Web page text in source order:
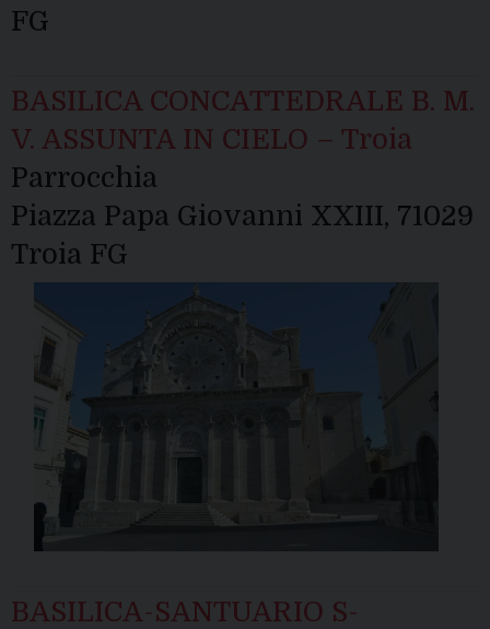
FG
BASILICA CONCATTEDRALE B. M.
V. ASSUNTA IN CIELO – Troia
Parrocchia
Piazza Papa Giovanni XXIII, 71029
Troia FG
BASILICA-SANTUARIO S-